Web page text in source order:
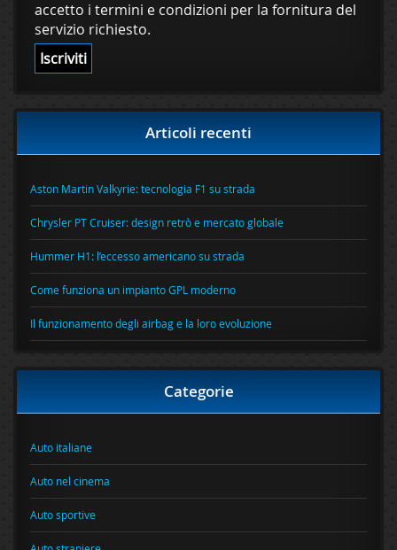
accetto i termini e condizioni per la fornitura del
servizio richiesto.
Articoli recenti
Aston Martin Valkyrie: tecnologia F1 su strada
Chrysler PT Cruiser: design retrò e mercato globale
Hummer H1: l’eccesso americano su strada
Come funziona un impianto GPL moderno
Il funzionamento degli airbag e la loro evoluzione
Categorie
Auto italiane
Auto nel cinema
Auto sportive